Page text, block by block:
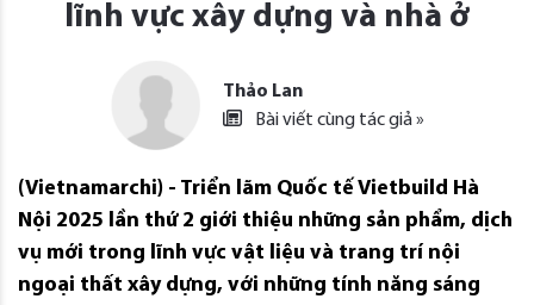
lĩnh vực xây dựng và nhà ở
Thảo Lan
Bài viết cùng tác giả »
(Vietnamarchi) - Triển lãm Quốc tế Vietbuild Hà
Nội 2025 lần thứ 2 giới thiệu những sản phẩm, dịch
vụ mới trong lĩnh vực vật liệu và trang trí nội
ngoại thất xây dựng, với những tính năng sáng